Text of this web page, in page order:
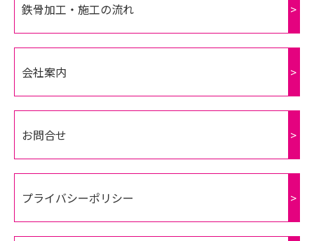
鉄骨加工・施工の流れ >
会社案内 >
お問合せ >
プライバシーポリシー >